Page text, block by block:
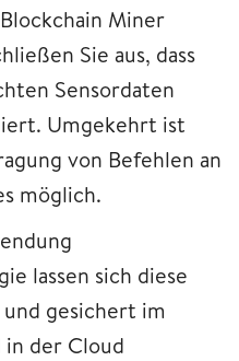
Miner
Sie aus, dass
Sensordaten
Umgekehrt ist
von Befehlen an
möglich.
lassen sich diese
gesichert im
der Cloud